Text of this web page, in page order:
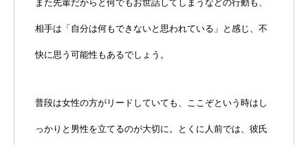
また先輩だからと何でもお世話してしまうなどの行動も、
相手は「自分は何もできないと思われている」と感じ、不
快に思う可能性もあるでしょう。
普段は女性の方がリードしていても、ここぞという時はし
っかりと男性を立てるのが大切に。とくに人前では、彼氏